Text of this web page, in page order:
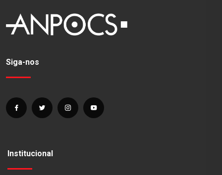
Siga-nos
Institucional